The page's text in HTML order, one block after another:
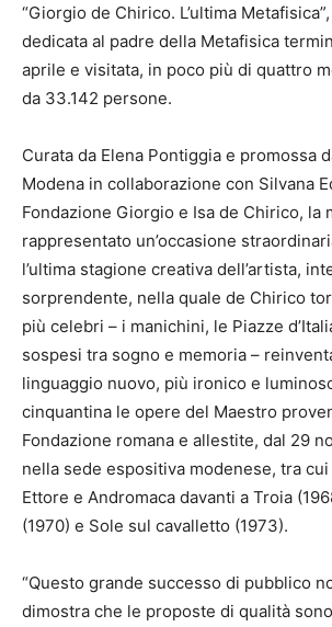
“Giorgio de Chirico. L’ultima
dedicata al padre della Metafisica
aprile e visitata, in poco più di quattro
da 33.142 persone.
Curata da Elena Pontiggia e promossa
Modena in collaborazione con Silvana
Fondazione Giorgio e Isa de Chirico, la
rappresentato un’occasione
l’ultima stagione creativa dell’artista,
sorprendente, nella quale de Chirico
più celebri – i manichini, le Piazze
sospesi tra sogno e memoria –
linguaggio nuovo, più ironico e
cinquantina le opere del Maestro
Fondazione romana e allestite, dal 29
nella sede espositiva modenese, tra
Ettore e Andromaca davanti a Troia
(1970) e Sole sul cavalletto (1973).
“Questo grande successo di pubblico
dimostra che le proposte di qualità